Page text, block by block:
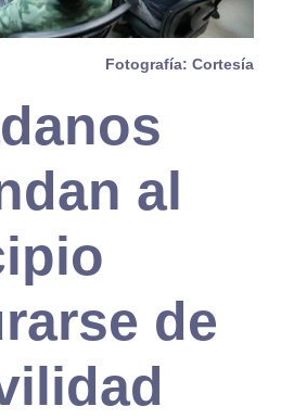
Fotografía: Cortesía
al
de